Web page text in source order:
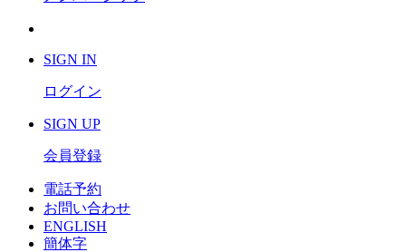
SIGN IN
ログイン
SIGN UP
会員登録
電話予約
お問い合わせ
ENGLISH
簡体字